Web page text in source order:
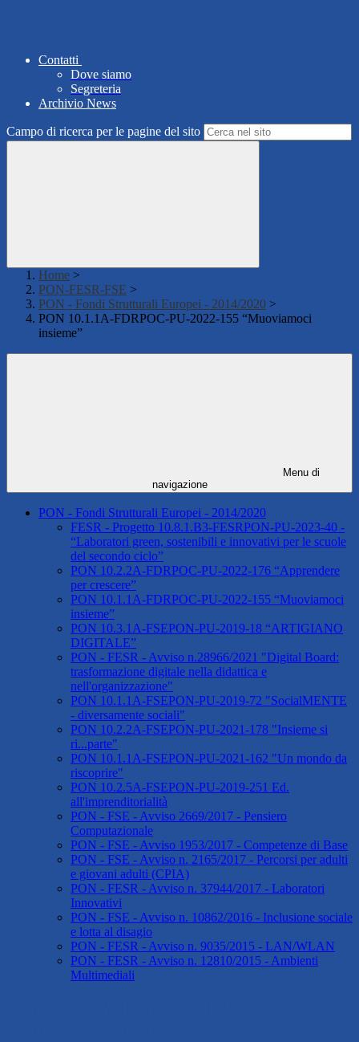
Contatti
Dove siamo
Segreteria
Archivio News
Campo di ricerca per le pagine del sito
Home >
PON-FESR-FSE >
PON - Fondi Strutturali Europei - 2014/2020 >
PON 10.1.1A-FDRPOC-PU-2022-155 “Muoviamoci
insieme”
Menu di
navigazione
PON - Fondi Strutturali Europei - 2014/2020
FESR - Progetto 10.8.1.B3-FESRPON-PU-2023-40 -
“Laboratori green, sostenibili e innovativi per le scuole
del secondo ciclo”
PON 10.2.2A-FDRPOC-PU-2022-176 “Apprendere
per crescere”
PON 10.1.1A-FDRPOC-PU-2022-155 “Muoviamoci
insieme”
PON 10.3.1A-FSEPON-PU-2019-18 “ARTIGIANO
DIGITALE”
PON - FESR - Avviso n.28966/2021 "Digital Board:
trasformazione digitale nella didattica e
nell'organizzazione"
PON 10.1.1A-FSEPON-PU-2019-72 "SocialMENTE
- diversamente sociali"
PON 10.2.2A-FSEPON-PU-2021-178 "Insieme si
ri...parte"
PON 10.1.1A-FSEPON-PU-2021-162 "Un mondo da
riscoprire"
PON 10.2.5A-FSEPON-PU-2019-251 Ed.
all'imprenditorialità
PON - FSE - Avviso 2669/2017 - Pensiero
Computazionale
PON - FSE - Avviso 1953/2017 - Competenze di Base
PON - FSE - Avviso n. 2165/2017 - Percorsi per adulti
e giovani adulti (CPIA)
PON - FESR - Avviso n. 37944/2017 - Laboratori
Innovativi
PON - FSE - Avviso n. 10862/2016 - Inclusione sociale
e lotta al disagio
PON - FESR - Avviso n. 9035/2015 - LAN/WLAN
PON - FESR - Avviso n. 12810/2015 - Ambienti
Multimediali